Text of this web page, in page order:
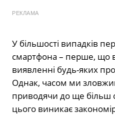
РЕКЛАМА
У більшості випадків
смартфона – перше, що
виявленні будь-яких
Однак, часом ми
приводячи до ще більш
цього виникає